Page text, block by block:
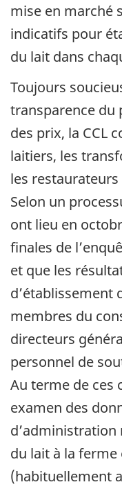
mise en marché
indicatifs pour
du lait dans
Toujours
transparence du
des prix, la CCL
laitiers, les
les
Selon un
ont lieu en
finales de
et que les
d’établissement
membres du
directeurs
personnel de
Au terme de ces
examen des
d’administration
du lait à la
(habituellement